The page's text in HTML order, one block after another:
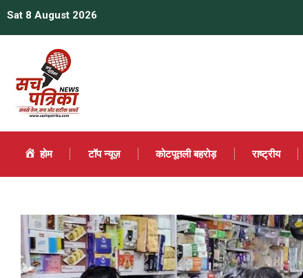
Sat 8 August 2026
होम टॉप न्यूज़ कोटपूतली बहरोड़ राष्ट्रीय